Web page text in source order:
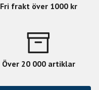
Fri frakt över 1000 kr
Över 20 000 artiklar